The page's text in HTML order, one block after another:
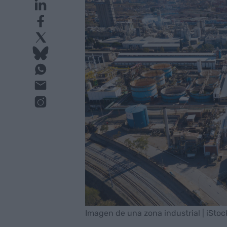
Imagen de una zona industrial |